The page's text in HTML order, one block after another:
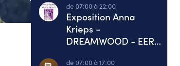
de 07:00 à 22:00
Exposition Anna
Krieps -
DREAMWOOD - EERIE
de 07:00 à 17:00